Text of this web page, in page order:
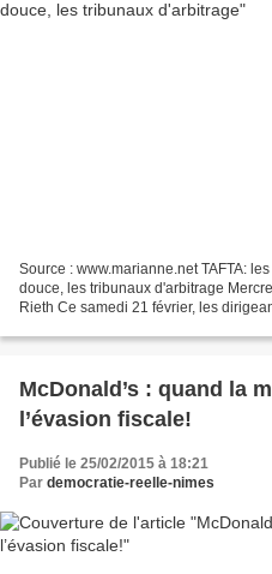
Source : www.marianne.net TAFTA:
douce, les tribunaux d'arbitrage
Rieth Ce samedi 21 février, les
McDonald’s : quand la
l’évasion fiscale!
Publié le 25/02/2015 à 18:21
Par democratie-reelle-nimes